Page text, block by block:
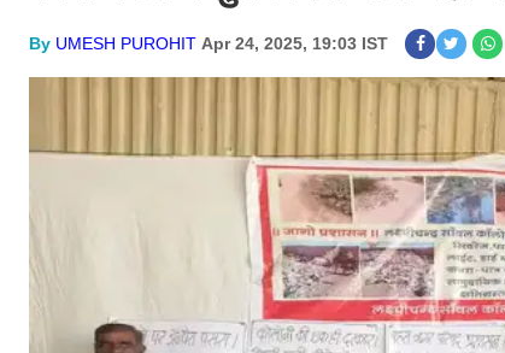
By UMESH PUROHIT Apr 24, 2025, 19:03 IST